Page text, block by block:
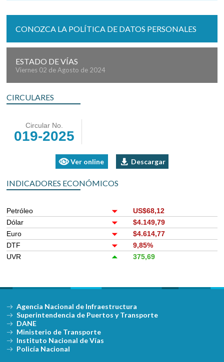
CONOZCA LA POLÍTICA DE DATOS PERSONALES
ESTADO DE VÍAS
Viernes 02 de Agosto de 2024
CIRCULARES
Circular No.
019-2025
Ver online Descargar
INDICADORES ECONÓMICOS
Petróleo
US$68,12
Dólar
$4.149,79
Euro
$4.614,77
DTF
9,85%
UVR
375,69
Agencia Nacional de Infraestructura
Superintendencia de Puertos y Transporte
DANE
Ministerio de Transporte
Instituto Nacional de Vías
Policía Nacional